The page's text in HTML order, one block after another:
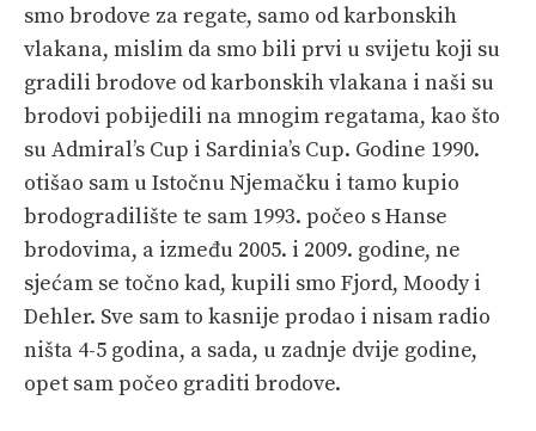
smo brodove za regate, samo od karbonskih
vlakana, mislim da smo bili prvi u svijetu koji su
gradili brodove od karbonskih vlakana i naši su
brodovi pobijedili na mnogim regatama, kao što
su Admiral’s Cup i Sardinia’s Cup. Godine 1990.
otišao sam u Istočnu Njemačku i tamo kupio
brodogradilište te sam 1993. počeo s Hanse
brodovima, a između 2005. i 2009. godine, ne
sjećam se točno kad, kupili smo Fjord, Moody i
Dehler. Sve sam to kasnije prodao i nisam radio
ništa 4-5 godina, a sada, u zadnje dvije godine,
opet sam počeo graditi brodove.